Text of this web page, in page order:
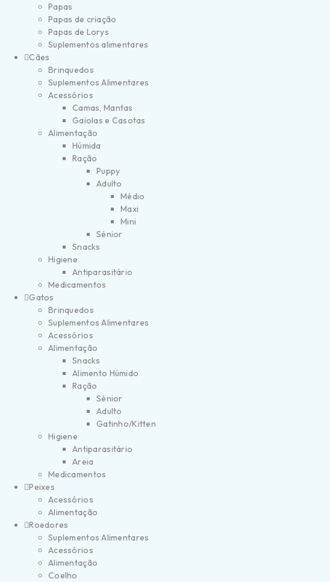
Papas
Papas de criação
Papas de Lorys
Suplementos alimentares
Cães
Brinquedos
Suplementos Alimentares
Acessórios
Camas, Mantas
Gaiolas e Casotas
Alimentação
Húmida
Ração
Puppy
Adulto
Médio
Maxi
Mini
Sénior
Snacks
Higiene
Antiparasitário
Medicamentos
Gatos
Brinquedos
Suplementos Alimentares
Acessórios
Alimentação
Snacks
Alimento Húmido
Ração
Sénior
Adulto
Gatinho/Kitten
Higiene
Antiparasitário
Areia
Medicamentos
Peixes
Acessórios
Alimentação
Roedores
Suplementos Alimentares
Acessórios
Alimentação
Coelho